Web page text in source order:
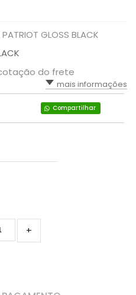
GLOSS BLACK
do frete
mais informações
Compartilhar
+